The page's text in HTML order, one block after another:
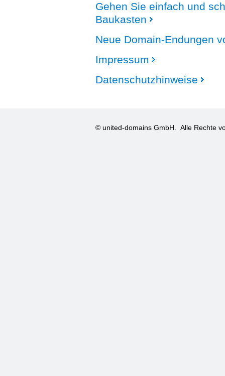
Gehen Sie einfach und
Baukasten
Neue Domain-Endungen
Impressum
Datenschutzhinweise
© united-domains GmbH. Alle Rechte